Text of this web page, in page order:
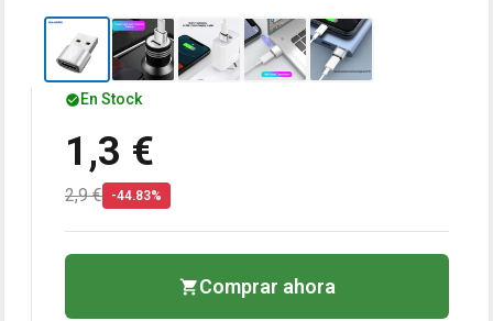
En Stock
1,3 €
2,9 € -44.83%
Comprar ahora